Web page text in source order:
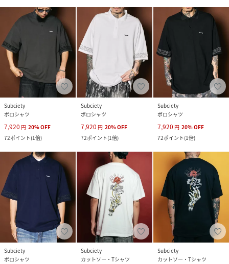
Subciety
ポロシャツ
7,920 円 20%OFF
72ポイント(1倍)
Subciety
ポロシャツ
7,920 円 20%OFF
72ポイント(1倍)
Subciety
ポロシャツ
7,920 円 20%OFF
72ポイント(1倍)
Subciety
ポロシャツ
Subciety
カットソー・Tシャツ
Subciety
カットソー・Tシャツ